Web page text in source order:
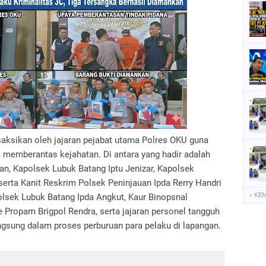
oleh jajaran pejabat utama Polres OKU guna
kejahatan. Di antara yang hadir adalah
Kapolsek Lubuk Batang Iptu Jenizar, Kapolsek
Kanit Reskrim Polsek Peninjauan Ipda Rerry Handri
Lubuk Batang Ipda Angkut, Kaur Binopsnal
Brigpol Rendra, serta jajaran personel tangguh
dalam proses perburuan para pelaku di lapangan.
«